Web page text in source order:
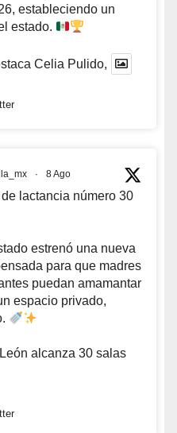
estableciendo un
estado.
Celia Pulido,
· 8 Ago
lactancia número 30
estrenó una nueva
para que madres
puedan amamantar
espacio privado,
alcanza 30 salas